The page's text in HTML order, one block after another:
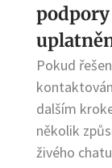
Pokud
dalším
několik
živého